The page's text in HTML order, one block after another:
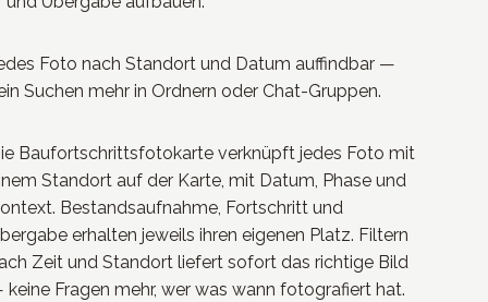
Foto nach Standort und Datum auffindbar —
Suchen mehr in Ordnern oder Chat-Gruppen.
Baufortschrittsfotokarte verknüpft jedes Foto mit
Standort auf der Karte, mit Datum, Phase und
Bestandsaufnahme, Fortschritt und
erhalten jeweils ihren eigenen Platz. Filtern
Zeit und Standort liefert sofort das richtige Bild
keine Fragen mehr, wer was wann fotografiert hat.